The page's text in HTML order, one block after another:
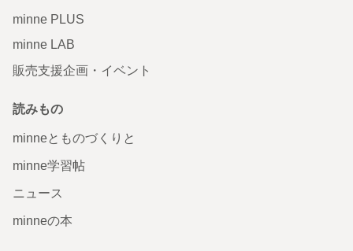
minne PLUS
minne LAB
販売支援企画・イベント
読みもの
minneとものづくりと
minne学習帖
ニュース
minneの本